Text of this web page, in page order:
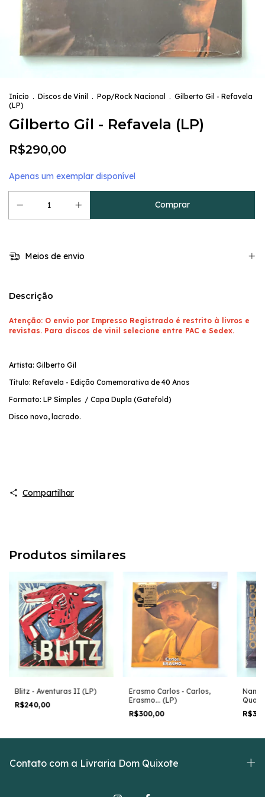
Início . Discos de Vinil . Pop/Rock Nacional . Gilberto Gil - Refavela
(LP)
Gilberto Gil - Refavela (LP)
R$290,00
Apenas um exemplar disponível
Meios de envio
Descrição
Atenção: O envio por Impresso Registrado é restrito à livros e
revistas. Para discos de vinil selecione entre PAC e Sedex.
Artista: Gilberto Gil
Título: Refavela - Edição Comemorativa de 40 Anos
Formato: LP Simples / Capa Dupla (Gatefold)
Disco novo, lacrado.
Compartilhar
Produtos similares
Blitz - Aventuras II (LP)
R$240,00
Erasmo Carlos - Carlos,
Erasmo... (LP)
R$300,00
(LP)
Contato com a Livraria Dom Quixote